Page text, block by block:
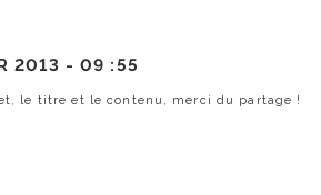
2013 -09 :55
le titre et le contenu, merci du partage !